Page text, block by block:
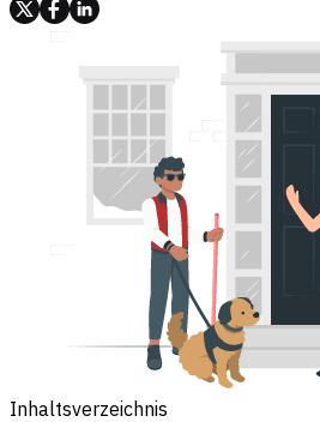
Inhaltsverzeichnis